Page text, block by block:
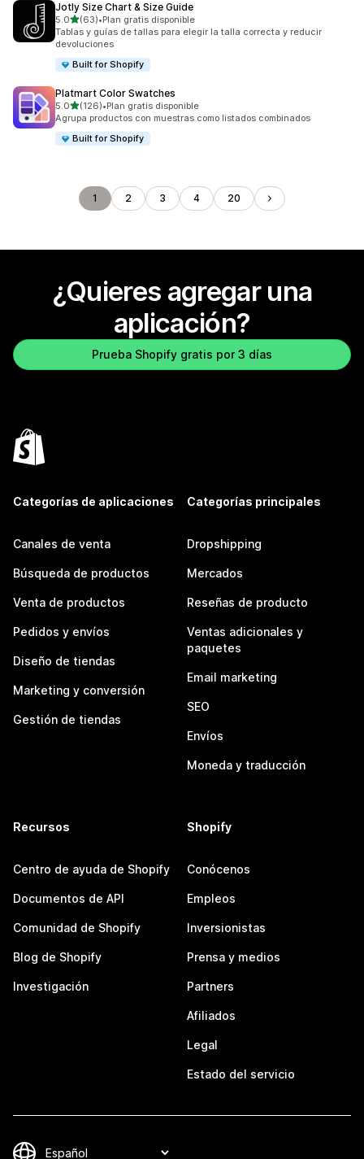
Jotly Size Chart & Size Guide
5.0de 5 estrellas
(63)
63 reseñas en total
•Plan gratis disponible
Tablas y guías de tallas para elegir la talla correcta y reducir
devoluciones
Built for Shopify
Platmart Color Swatches
5.0de 5 estrellas
(126)
126 reseñas en total
•Plan gratis disponible
Agrupa productos con muestras como listados combinados
Built for Shopify
1 2 3 4 20
¿Quieres agregar una
aplicación?
Prueba Shopify gratis por 3 días
Categorías de aplicaciones
Canales de venta
Búsqueda de productos
Venta de productos
Pedidos y envíos
Diseño de tiendas
Marketing y conversión
Gestión de tiendas
Categorías principales
Dropshipping
Mercados
Reseñas de producto
Ventas adicionales y
paquetes
Email marketing
SEO
Envíos
Moneda y traducción
Recursos
Centro de ayuda de Shopify
Documentos de API
Comunidad de Shopify
Blog de Shopify
Investigación
Shopify
Conócenos
Empleos
Inversionistas
Prensa y medios
Partners
Afiliados
Legal
Estado del servicio